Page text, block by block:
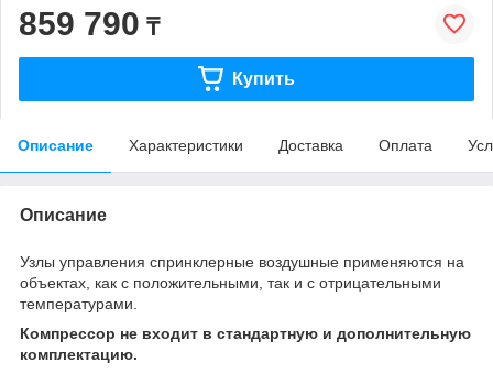
859 790 ₸
Купить
Описание Характеристики Доставка Оплата
Описание
Узлы управления спринклерные воздушные применяются на
объектах, как с положительными, так и с отрицательными
температурами.
Компрессор не входит в стандартную и дополнительную
комплектацию.